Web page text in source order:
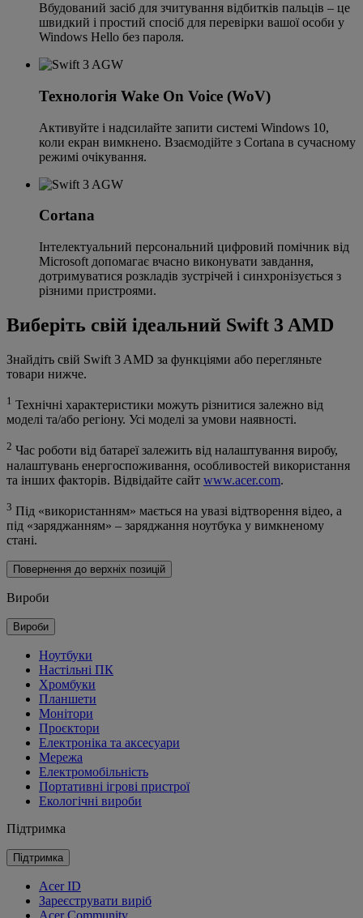
Вбудований засіб для зчитування відбитків пальців – це
швидкий і простий спосіб для перевірки вашої особи у
Windows Hello без пароля.
Технологія Wake On Voice (WoV)
Активуйте і надсилайте запити системі Windows 10,
коли екран вимкнено. Взаємодійте з Cortana в сучасному
режимі очікування.
Cortana
Інтелектуальний персональний цифровий помічник від
Microsoft допомагає вчасно виконувати завдання,
дотримуватися розкладів зустрічей і синхронізується з
різними пристроями.
Виберіть свій ідеальний Swift 3 AMD
Знайдіть свій Swift 3 AMD за функціями або перегляньте
товари нижче.
1 Технічні характеристики можуть різнитися залежно від
моделі та/або регіону. Усі моделі за умови наявності.
2 Час роботи від батареї залежить від налаштування виробу,
налаштувань енергоспоживання, особливостей використання
та інших факторів. Відвідайте сайт www.acer.com.
3 Під «використанням» мається на увазі відтворення відео, а
під «заряджанням» – заряджання ноутбука у вимкненому
стані.
Повернення до верхніх позицій
Вироби
Вироби
Ноутбуки
Настільні ПК
Хромбуки
Планшети
Монітори
Проєктори
Електроніка та аксесуари
Мережа
Електромобільність
Портативні ігрові пристрої
Екологічні вироби
Підтримка
Підтримка
Acer ID
Зареєструвати виріб
Acer Community